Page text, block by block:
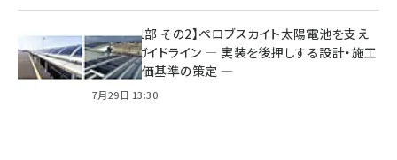
特集【第1部 その2】ペロブスカイト太陽電池を支え
る2つのガイドライン ― 実装を後押しする設計・施工
方針と評価基準の策定 ―
7月29日 13:30